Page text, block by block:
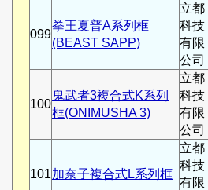
099
拳王夏普A系列框
(BEAST SAPP)
立都
科技
有限
公司
100
鬼武者3複合式K系列
框(ONIMUSHA 3)
立都
科技
有限
公司
101加奈子複合式L系列框
立都
科技
有限